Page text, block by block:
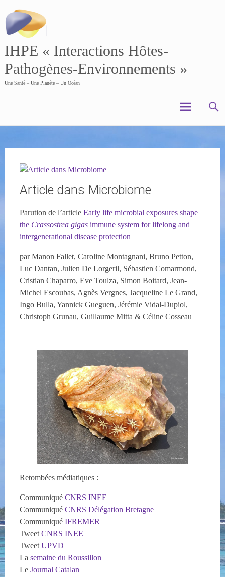
content
IHPE « Interactions Hôtes-
Pathogènes-Environnements »
Une Santé – Une Planète – Un Océan
Article dans Microbiome
Parution de l’article Early life microbial exposures shape
the Crassostrea gigasimmune system for lifelong and
intergenerational disease protection
par Manon Fallet, Caroline Montagnani, Bruno Petton,
Luc Dantan, Julien De Lorgeril, Sébastien Comarmond,
Cristian Chaparro, Eve Toulza, Simon Boitard, Jean-
Michel Escoubas, Agnès Vergnes, Jacqueline Le Grand,
Ingo Bulla, Yannick Gueguen, Jérémie Vidal-Dupiol,
Christoph Grunau, Guillaume Mitta & Céline Cosseau
Retombées médiatiques :
Communiqué CNRS INEE
Communiqué CNRS Délégation Bretagne
Communiqué IFREMER
Tweet CNRS INEE
Tweet UPVD
La semaine du Roussillon
Le Journal Catalan